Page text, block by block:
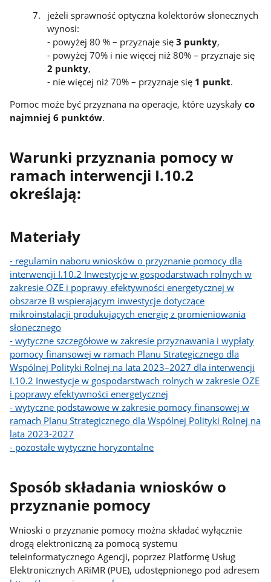
jeżeli sprawność optyczna kolektorów słonecznych
wynosi:
- powyżej 80 % – przyznaje się3 punkty,
- powyżej 70% i nie więcej niż 80% – przyznaje się
2 punkty,
- nie więcej niż 70% – przyznaje się 1 punkt.
Pomoc może być przyznana na operacje, które uzyskałyco
najmniej 6 punktów.
Warunki przyznania pomocy w
ramach interwencji I.10.2
określają:
Materiały
- regulamin naboru wniosków o przyznanie pomocy dla
interwencji I.10.2 Inwestycje w gospodarstwach rolnych w
zakresie OZE i poprawy efektywności energetycznej w
obszarze B wspierającym inwestycje dotyczące
mikroinstalacji produkujących energię z promieniowania
słonecznego
- wytyczne szczegółowe w zakresie przyznawania i wypłaty
pomocy finansowej w ramach Planu Strategicznego dla
Wspólnej Polityki Rolnej na lata 2023–2027 dla interwencji
I.10.2 Inwestycje w gospodarstwach rolnych w zakresie OZE
i poprawy efektywności energetycznej
- wytyczne podstawowe w zakresie pomocy finansowej w
ramach Planu Strategicznego dla Wspólnej Polityki Rolnej na
lata 2023-2027
- pozostałe wytyczne horyzontalne
Sposób składania wniosków o
przyznanie pomocy
Wnioski o przyznanie pomocy można składać wyłącznie
drogą elektroniczną za pomocą systemu
teleinformatycznego Agencji, poprzez Platformę Usług
Elektronicznych ARiMR (PUE), udostępnionego pod adresem